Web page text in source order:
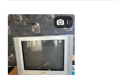
۱